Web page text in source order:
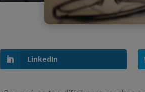
LinkedIn